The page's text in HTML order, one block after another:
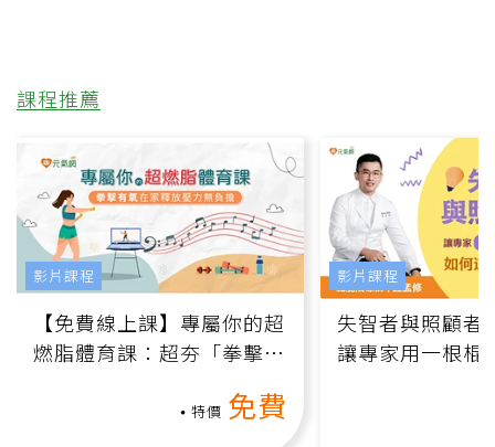
課程推薦
【免費線上課】專屬你的超
燃脂體育課：超夯「拳擊有
特價 免費
影片課程
失智者與照顧者
讓專家用一根棍
影片課程